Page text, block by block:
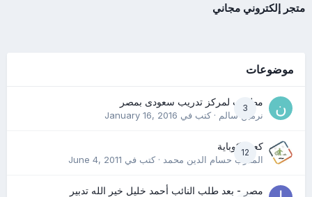
متجر إلكتروني مجاني
موضوعات
3
مطلوب لمركز تدريب سعودى بمصر
نرمين سالم· كتب في January 16, 2016
12
كعب كوباية
المدرب حسام الدين محمد· كتب في June 4, 2011
مصر - بعد طلب النائب أحمد خليل خير الله تدبير